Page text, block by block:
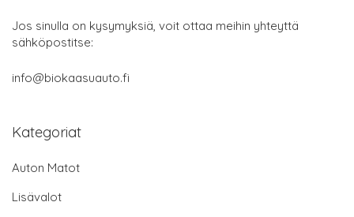
Jos sinulla on kysymyksiä, voit ottaa meihin yhteyttä
sähköpostitse:
info@biokaasuauto.fi
Kategoriat
Auton Matot
Lisävalot